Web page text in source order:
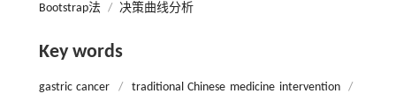
Bootstrap法 / 决策曲线分析
Key words
gastric cancer / traditional Chinese medicine intervention
/